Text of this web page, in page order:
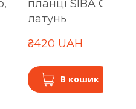
планці SIBA Osimo,
латунь
₴420 UAH
В кошик